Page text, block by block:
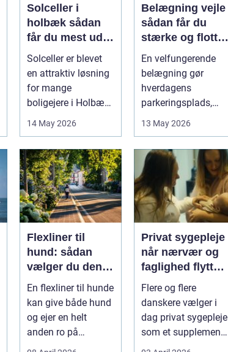
Solceller i
holbæk sådan
får du mest ud
af solen
Solceller er blevet
en attraktiv løsning
for mange
boligejere i Holbæk
ønsker at sæn...
14 May 2026
Belægning vejle
sådan får du
stærke og flotte
udendørs
arealer
En velfungerende
belægning gør
hverdagens
parkeringsplads,
gårdsplads både
pæn og pra...
13 May 2026
Flexliner til
hund: sådan
vælger du den
rigtige
En flexliner til hunde
kan give både hund
og ejer en helt
anden ro på
gåturen. Hun...
Privat sygepleje
når nærvær og
faglighed flytter
hjem i stuen
Flere og flere
danskere vælger i
dag privat sygepleje
som et supplement
eller alternativ til det